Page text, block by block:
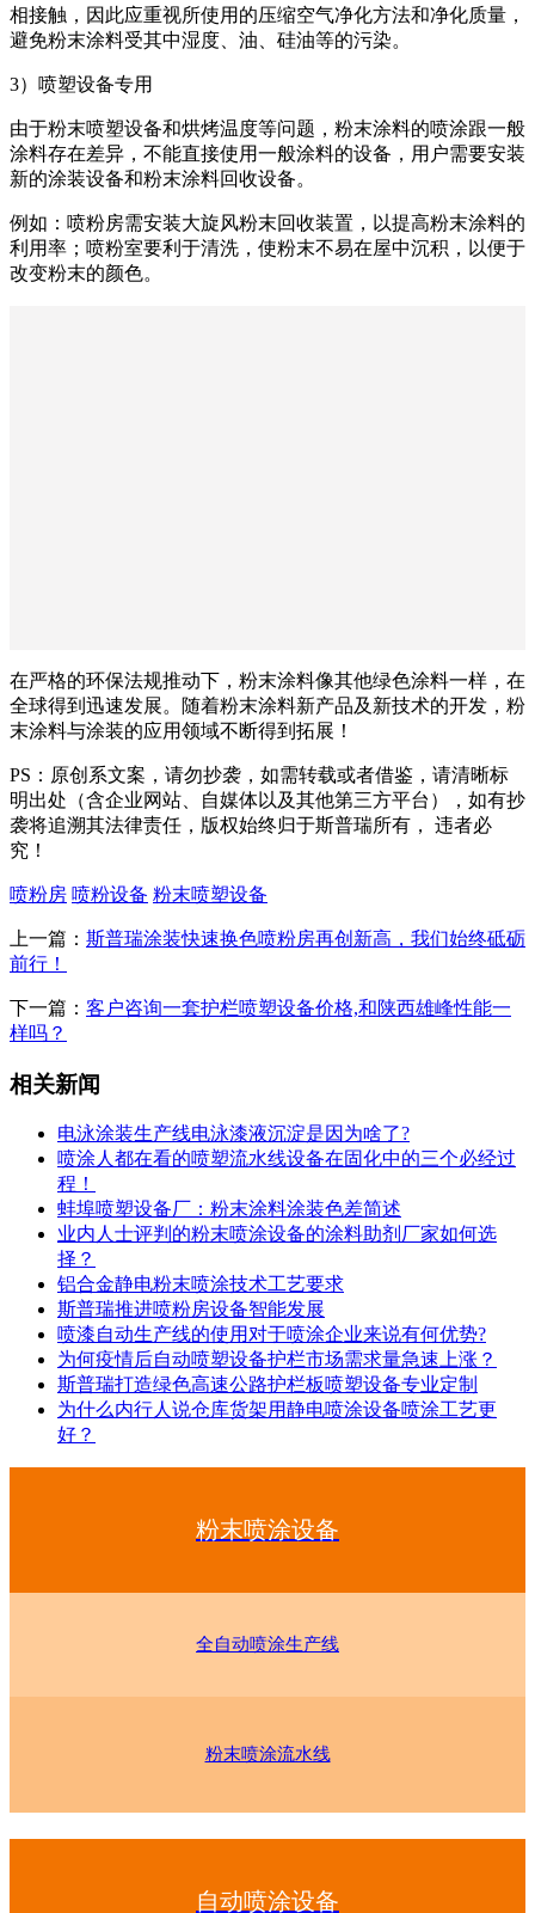
相接触，因此应重视所使用的压缩空气净化方法和净化质量，
避免粉末涂料受其中湿度、油、硅油等的污染。
3）喷塑设备专用
由于粉末喷塑设备和烘烤温度等问题，粉末涂料的喷涂跟一般
涂料存在差异，不能直接使用一般涂料的设备，用户需要安装
新的涂装设备和粉末涂料回收设备。
例如：喷粉房需安装大旋风粉末回收装置，以提高粉末涂料的
利用率；喷粉室要利于清洗，使粉末不易在屋中沉积，以便于
改变粉末的颜色。
在严格的环保法规推动下，粉末涂料像其他绿色涂料一样，在
全球得到迅速发展。随着粉末涂料新产品及新技术的开发，粉
末涂料与涂装的应用领域不断得到拓展！
PS：原创系文案，请勿抄袭，如需转载或者借鉴，请清晰标
明出处（含企业网站、自媒体以及其他第三方平台），如有抄
袭将追溯其法律责任，版权始终归于斯普瑞所有， 违者必
究！
喷粉房 喷粉设备 粉末喷塑设备
上一篇： 斯普瑞涂装快速换色喷粉房再创新高，我们始终砥砺
前行！
下一篇： 客户咨询一套护栏喷塑设备价格,和陕西雄峰性能一
样吗？
相关新闻
电泳涂装生产线电泳漆液沉淀是因为啥了?
喷涂人都在看的喷塑流水线设备在固化中的三个必经过
程！
蚌埠喷塑设备厂：粉末涂料涂装色差简述
业内人士评判的粉末喷涂设备的涂料助剂厂家如何选
择？
铝合金静电粉末喷涂技术工艺要求
斯普瑞推进喷粉房设备智能发展
喷漆自动生产线的使用对于喷涂企业来说有何优势?
为何疫情后自动喷塑设备护栏市场需求量急速上涨？
斯普瑞打造绿色高速公路护栏板喷塑设备专业定制
为什么内行人说仓库货架用静电喷涂设备喷涂工艺更
好？
粉末喷涂设备
全自动喷涂生产线
粉末喷涂流水线
自动喷涂设备